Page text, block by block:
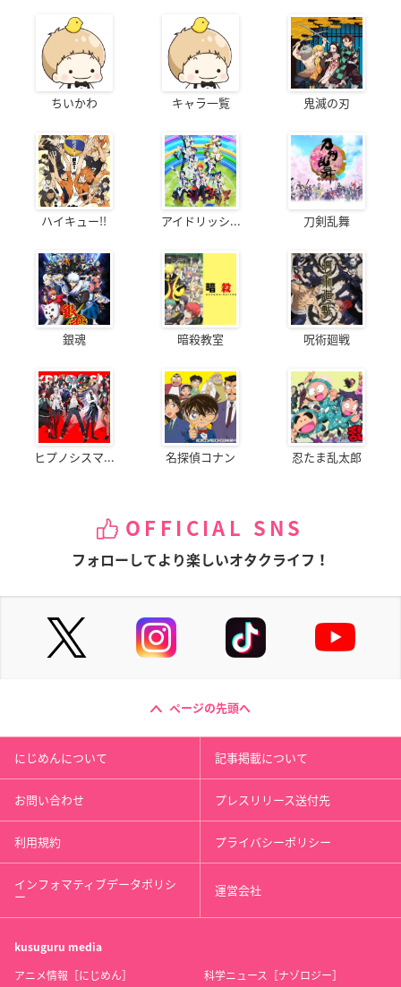
ちいかわ キャラ一覧 鬼滅の刃
ハイキュー!! アイドリッシ... 刀剣乱舞
銀魂 暗殺教室 呪術廻戦
ヒプノシスマ... 名探偵コナン 忍たま乱太郎
OFFICIAL SNS
フォローしてより楽しいオタクライフ！
ページの先頭へ
にじめんについて 記事掲載について
お問い合わせ プレスリリース送付先
利用規約 プライバシーポリシー
インフォマティブデータポリシ
ー 運営会社
kusuguru media
アニメ情報［にじめん］ 科学ニュース［ナゾロジー］